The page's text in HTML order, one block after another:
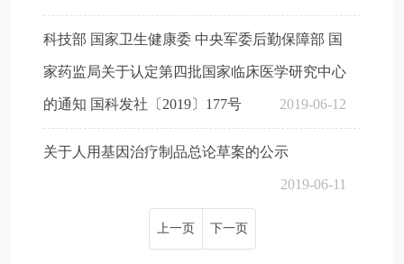
科技部 国家卫生健康委 中央军委后勤保障部 国
家药监局关于认定第四批国家临床医学研究中心
的通知 国科发社〔2019〕177号 2019-06-12
关于人用基因治疗制品总论草案的公示
2019-06-11
上一页 下一页